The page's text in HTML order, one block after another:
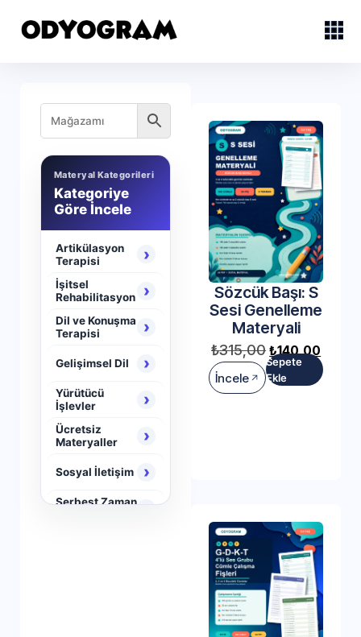
Materyal Kategorileri
Kategoriye
Göre İncele
Artikülasyon
Terapisi
›
İşitsel
Rehabilitasyon
›
Dil ve Konuşma
Terapisi
›
Gelişimsel Dil ›
Yürütücü
İşlevler
›
Ücretsiz
Materyaller
›
Sosyal İletişim ›
Serbest Zaman
Sözcük Başı: S
Sesi Genelleme
Materyali
₺315,00 ₺140,00
İncele
Sepete
Ekle